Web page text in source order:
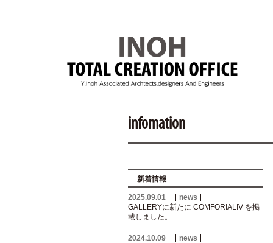
infomation
新着情報
2025.09.01 news
GALLERYに新たに COMFORIALIV を掲
載しました。
2024.10.09 news